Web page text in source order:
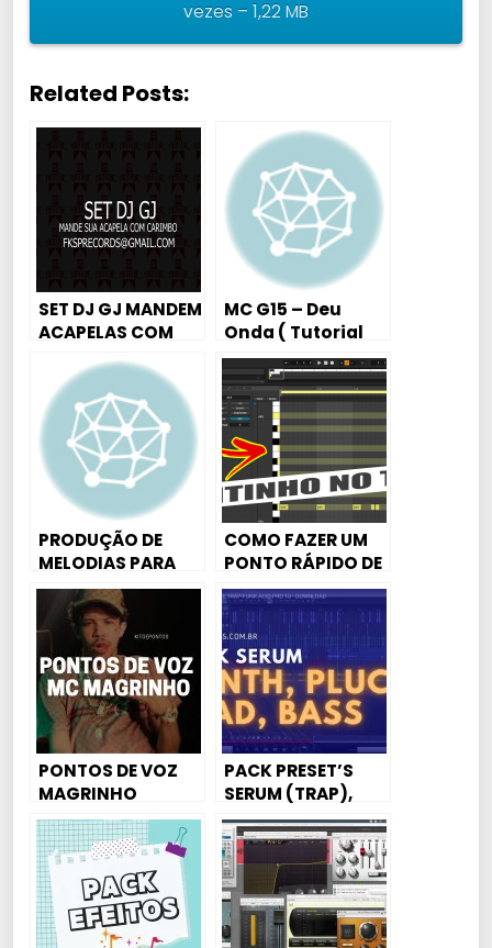
vezes – 1,22 MB
Related Posts:
SET DJ GJ MANDEM
ACAPELAS COM
MC G15 – Deu
Onda ( Tutorial
Aula Piano /
Teclado )
PRODUÇÃO DE
MELODIAS PARA
DJS & MCS DJ
DAVID MM
COMO FAZER UM
PONTO RÁPIDO DE
FUNK MANDELÃO
NO ABLETON LIVE 11
PONTOS DE VOZ
MAGRINHO
PACK PRESET’S
SERUM (TRAP),
Synth, Pluck,
Lead, Bass